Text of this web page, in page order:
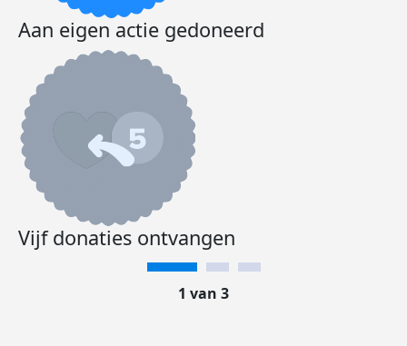
Aan eigen actie gedoneerd
Vijf donaties ontvangen
1 van 3